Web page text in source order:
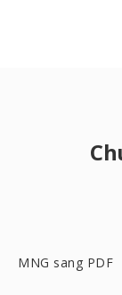
MNG sang PDF